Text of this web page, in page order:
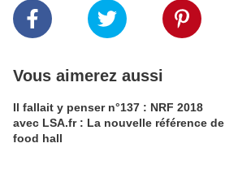
Vous aimerez aussi
Il fallait y penser n°137 : NRF 2018
avec LSA.fr : La nouvelle référence de
food hall